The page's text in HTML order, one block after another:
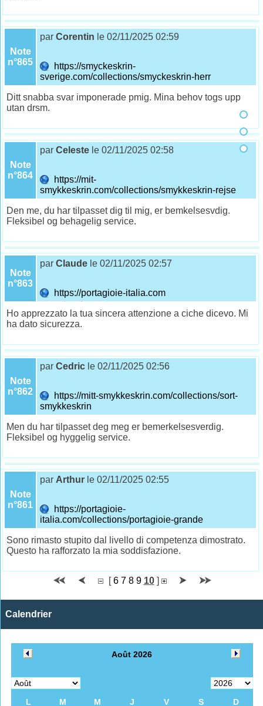
Note
n°865
parCorentin le 02/11/2025 02:59
https://smyckeskrin-
sverige.com/collections/smyckeskrin-herr
Ditt snabba svar imponerade pmig. Mina behov togs upp
utan drsm.
Note
n°864
parCeleste le 02/11/2025 02:58
https://mit-
smykkeskrin.com/collections/smykkeskrin-rejse
Den me, du har tilpasset dig til mig, er bemkelsesvdig.
Fleksibel og behagelig service.
Note
n°863
parClaude le 02/11/2025 02:57
https://portagioie-italia.com
Ho apprezzato la tua sincera attenzione a ciche dicevo. Mi
ha dato sicurezza.
Note
n°862
parCedric le 02/11/2025 02:56
https://mitt-smykkeskrin.com/collections/sort-
smykkeskrin
Men du har tilpasset deg meg er bemerkelsesverdig.
Fleksibel og hyggelig service.
Note
n°861
par Arthur le 02/11/2025 02:55
https://portagioie-
italia.com/collections/portagioie-grande
Sono rimasto stupito dal livello di competenza dimostrato.
Questo ha rafforzato la mia soddisfazione.
[6 7 8 9 10]
Calendrier